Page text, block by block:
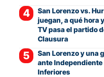
San Lorenzo vs.
juegan, a qué hora
TV pasa el partido
Clausura
San Lorenzo y una
ante Independiente
Inferiores